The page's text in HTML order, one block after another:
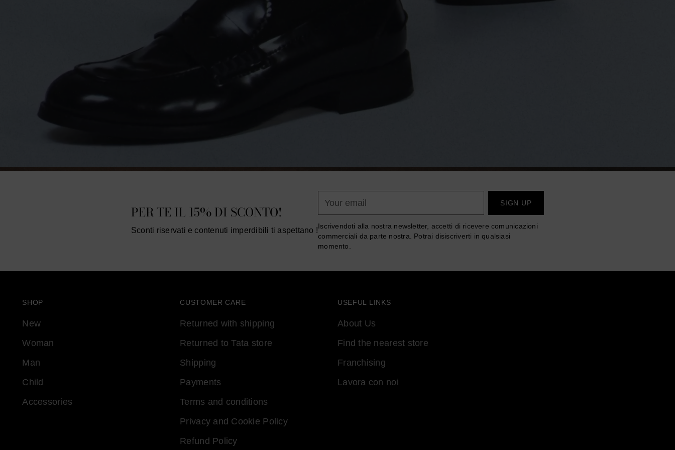
PER TE IL 15% DI SCONTO!
Sconti riservati e contenuti imperdibili ti aspettano !
SIGN UP
Iscrivendoti alla nostra newsletter, accetti di ricevere comunicazioni
commerciali da parte nostra. Potrai disiscriverti in qualsiasi
momento.
SHOP
New
Woman
Man
Child
Accessories
CUSTOMER CARE
Returned with shipping
Returned to Tata store
Shipping
Payments
Terms and conditions
Privacy and Cookie Policy
Refund Policy
USEFUL LINKS
About Us
Find the nearest store
Franchising
Lavora con noi